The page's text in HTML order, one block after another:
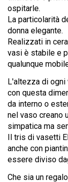
ospitarle.
La particolarità
donna elegante.
Realizzati in
vasi è stabile e
qualunque
L'altezza di ogni
con questa
da interno o
nel vaso creano
simpatica ma
Il tris di vasetti
anche con
essere diviso
Che sia un